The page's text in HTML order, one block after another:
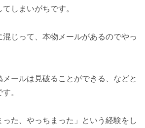
しまいがちです。
混じって、本物メールがあるのでやっ
ールは見破ることができる、などと
。
た、やっちまった」という経験をし